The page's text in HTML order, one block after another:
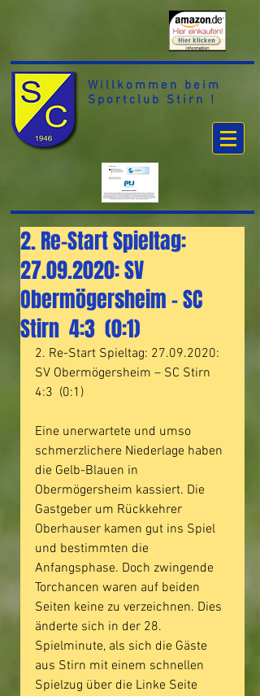
Willkommen beim
Sportclub Stirn !
2. Re-Start Spieltag:
27.09.2020: SV
Obermögersheim – SC
Stirn 4:3 (0:1)
2. Re-Start Spieltag: 27.09.2020:
SV Obermögersheim – SC Stirn
4:3  (0:1)
Eine unerwartete und umso
schmerzlichere Niederlage haben
die Gelb-Blauen in
Obermögersheim kassiert. Die
Gastgeber um Rückkehrer
Oberhauser kamen gut ins Spiel
und bestimmten die
Anfangsphase. Doch zwingende
Torchancen waren auf beiden
Seiten keine zu verzeichnen. Dies
änderte sich in der 28.
Spielminute, als sich die Gäste
aus Stirn mit einem schnellen
Spielzug über die Linke Seite